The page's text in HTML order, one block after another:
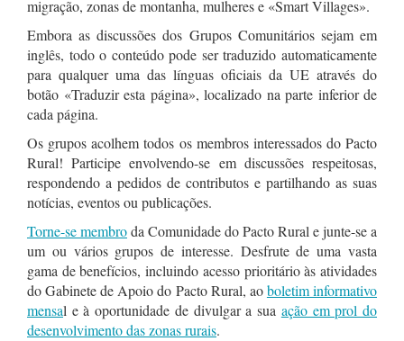
migração, zonas de montanha, mulheres e «Smart Villages».
Embora as discussões dos Grupos Comunitários sejam em
inglês, todo o conteúdo pode ser traduzido automaticamente
para qualquer uma das línguas oficiais da UE através do
botão «Traduzir esta página», localizado na parte inferior de
cada página.
Os grupos acolhem todos os membros interessados do Pacto
Rural! Participe envolvendo-se em discussões respeitosas,
respondendo a pedidos de contributos e partilhando as suas
notícias, eventos ou publicações.
Torne-se membroda Comunidade do Pacto Rural e junte-se a
um ou vários grupos de interesse. Desfrute de uma vasta
gama de benefícios, incluindo acesso prioritário às atividades
do Gabinete de Apoio do Pacto Rural, aoboletim informativo
mensal e à oportunidade de divulgar a sua ação em prol do
desenvolvimento das zonas rurais.